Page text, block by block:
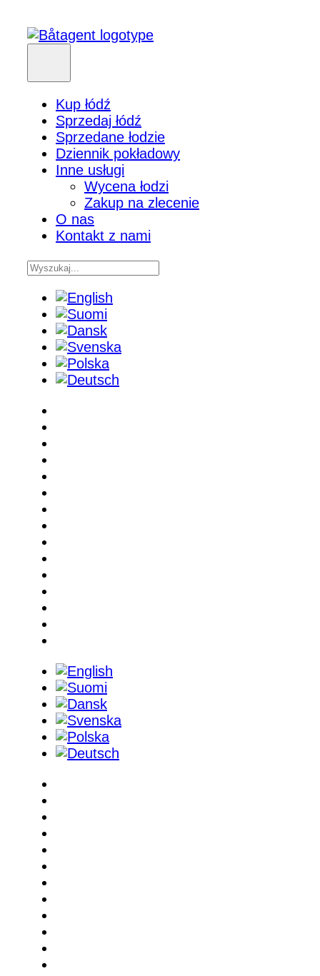
Kup łódź
Sprzedaj łódź
Sprzedane łodzie
Dziennik pokładowy
Inne usługi
Wycena łodzi
Zakup na zlecenie
O nas
Kontakt z nami